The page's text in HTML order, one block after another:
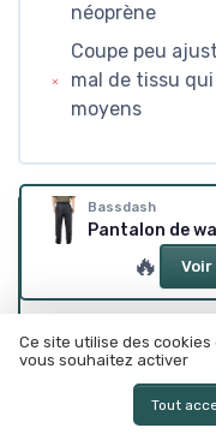
néoprène
Coupe peu
mal de tissu
moyens
NOTE DE LA RÉDACTION
★★★★★
★★★★★
Au final, ce
de wading
Bassdash
🔥
Ce site utilise des
vous souhaitez activer
Tout